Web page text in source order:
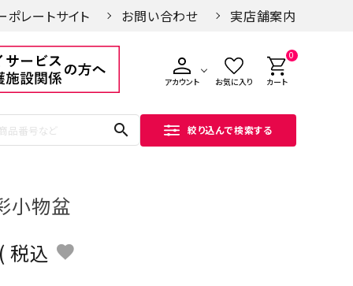
ポレートサイト お問い合わせ 実店舗案内
アカウント お気に入り
0
カート
search 絞り込んで検索する
小物盆
税込